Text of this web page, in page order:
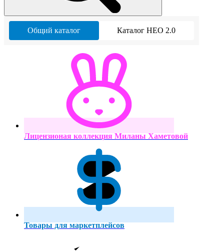
Общий каталог Каталог НЕО 2.0
Лицензионая коллекция Миланы Хаметовой
Товары для маркетплейсов